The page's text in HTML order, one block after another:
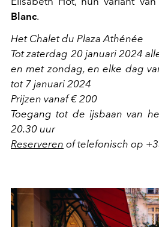
Blanc.
Het Chalet du Plaza Athénée
Tot zaterdag 20 januari 2024
en met zondag, en elke dag
tot 7 januari 2024
Prijzen vanaf € 200
Toegang tot de ijsbaan van
20.30 uur
Reserveren of telefonisch op